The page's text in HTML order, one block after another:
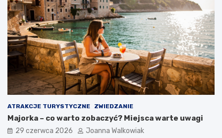
ATRAKCJE TURYSTYCZNE ZWIEDZANIE
Majorka – co warto zobaczyć? Miejsca warte uwagi
29 czerwca 2026 Joanna Walkowiak